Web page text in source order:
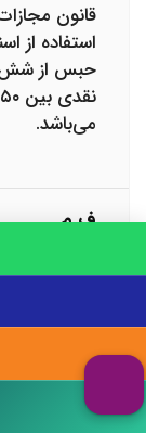
قانون
استفاده از
حبس از شش
می‌باشد.
ف م
اسلامی ،
شناسنامه
اقداماتی
، سیاه و
و کارت ملی
توسط افراد